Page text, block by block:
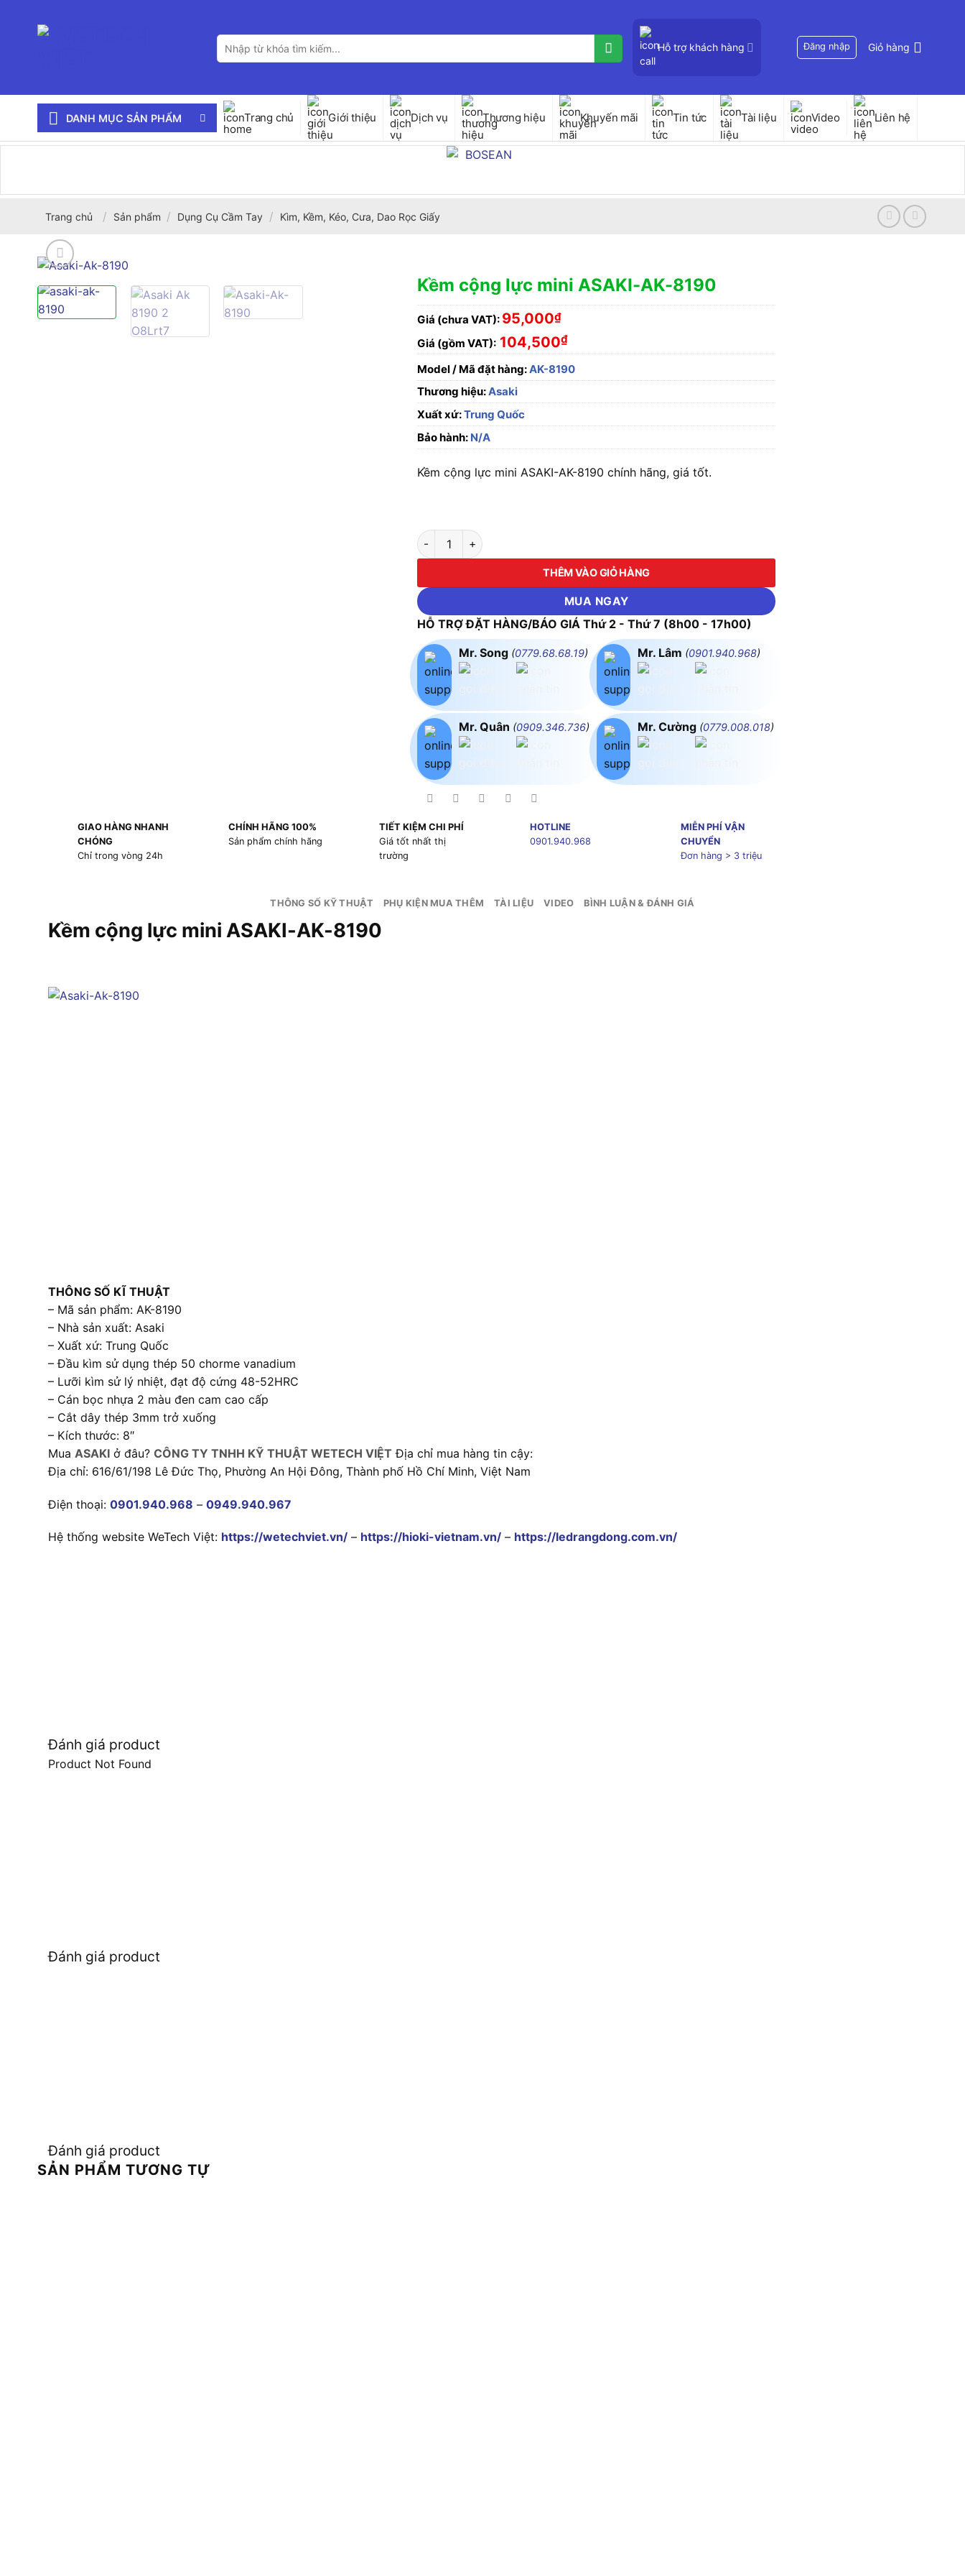
Tìm
kiếm:
Hỗ trợ khách hàng Đăng nhập Giỏ hàng
DANH MỤC SẢN PHẨM Trang chủ Giới thiệu Dịch vụ Thương hiệu Khuyến mãi Tin tức Tài liệu Video Liên hệ
Trang chủ / Sản phẩm / Dụng Cụ Cầm Tay / Kìm, Kềm, Kéo, Cưa, Dao Rọc Giấy
Kềm cộng lực mini ASAKI-AK-8190
Giá (chưa VAT): 95,000₫
Giá (gồm VAT): 104,500₫
Model / Mã đặt hàng:AK-8190
Thương hiệu:Asaki
Xuất xứ:Trung Quốc
Bảo hành: N/A
Kềm cộng lực mini ASAKI-AK-8190 chính hãng, giá tốt.
Kềm cộng lực mini ASAKI-AK-8190 số lượng
THÊM VÀO GIỎ HÀNG
MUA NGAY
HỖ TRỢ ĐẶT HÀNG/BÁO GIÁ Thứ 2 - Thứ 7 (8h00 - 17h00)
Mr. Song (0779.68.68.19)
Mr. Quân (0909.346.736)
Mr. Lâm (0901.940.968)
Mr. Cường (0779.008.018)
GIAO HÀNG NHANH
CHÓNG
Chỉ trong vòng 24h
CHÍNH HÃNG 100%
Sản phẩm chính hãng
TIẾT KIỆM CHI PHÍ
Giá tốt nhất thị
trường
HOTLINE
0901.940.968
MIỄN PHÍ VẬN
CHUYỂN
Đơn hàng > 3 triệu
THÔNG SỐ KỸ THUẬT PHỤ KIỆN MUA THÊM TÀI LIỆU VIDEO BÌNH LUẬN & ĐÁNH GIÁ
Kềm cộng lực mini ASAKI-AK-8190
THÔNG SỐ KĨ THUẬT
– Mã sản phẩm: AK-8190
– Nhà sản xuất: Asaki
– Xuất xứ: Trung Quốc
– Đầu kìm sử dụng thép 50 chorme vanadium
– Lưỡi kìm sử lý nhiệt, đạt độ cứng 48-52HRC
– Cán bọc nhựa 2 màu đen cam cao cấp
– Cắt dây thép 3mm trở xuống
– Kích thước: 8″
Mua ASAKI ở đâu? CÔNG TY TNHH KỸ THUẬT WETECH VIỆT Địa chỉ mua hàng tin cậy:
Địa chỉ: 616/61/198 Lê Đức Thọ, Phường An Hội Đông, Thành phố Hồ Chí Minh, Việt Nam
Điện thoại: 0901.940.968 – 0949.940.967
Hệ thống website WeTech Việt: https://wetechviet.vn/ – https://hioki-vietnam.vn/ – https://ledrangdong.com.vn/
Đánh giá product
Product Not Found
Đánh giá product
Đánh giá product
SẢN PHẨM TƯƠNG TỰ